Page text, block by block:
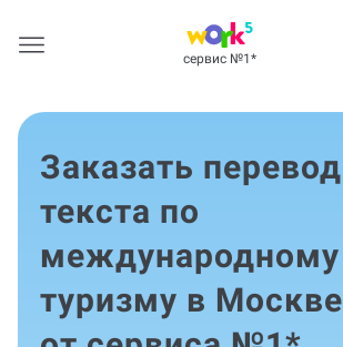
сервис №1 *
Заказать перевод
текста по
международному
туризму в Москве